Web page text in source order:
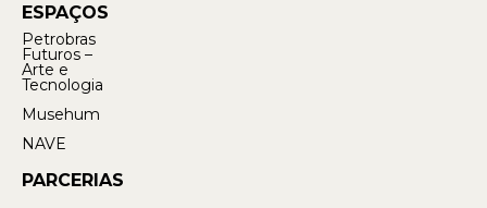
ESPAÇOS
Petrobras
Futuros –
Arte e
Tecnologia
Musehum
NAVE
PARCERIAS